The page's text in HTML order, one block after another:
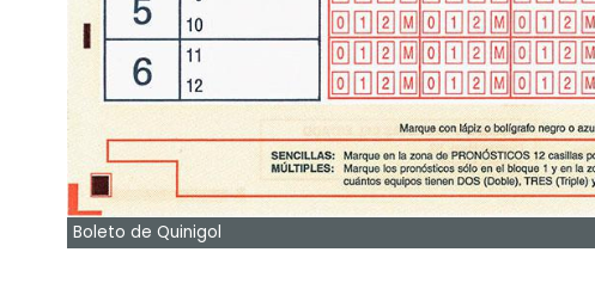
Boleto de Quinigol